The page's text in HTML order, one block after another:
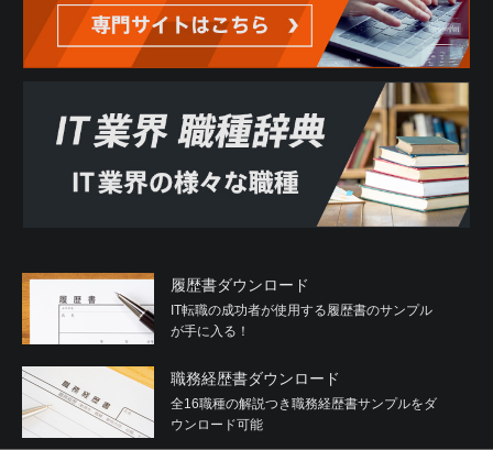
履歴書ダウンロード
IT転職の成功者が使用する履歴書のサンプル
が手に入る！
職務経歴書ダウンロード
全16職種の解説つき職務経歴書サンプルをダ
ウンロード可能